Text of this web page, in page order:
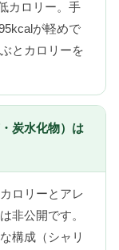
カロリー。手
が軽めで
とカロリーを
炭水化物）は
ロリーとアレ
非公開です。
構成（シャリ